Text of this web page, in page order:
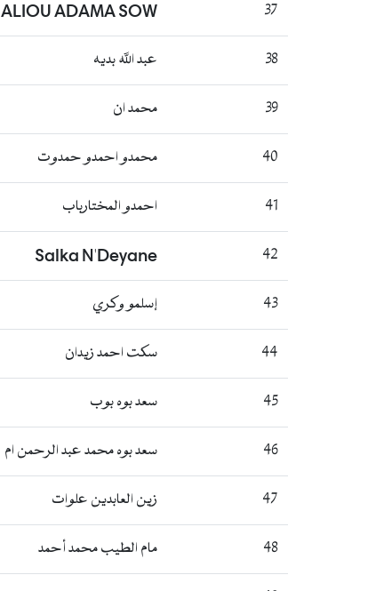
37
ALIOU ADAMA SOW
38 عبد الله بديه
39 محمد ان
40 محمدو احمدو حمدوت
41 احمدو المختارباب
42
Salka N'Deyane
43 إسلمو وكري
44 سكت احمد زيدان
45 سعد بوه بوب
46 سعد بوه محمد عبد الرحمن ام
47 زين العابدين علوات
48 مام الطيب محمد أحمد